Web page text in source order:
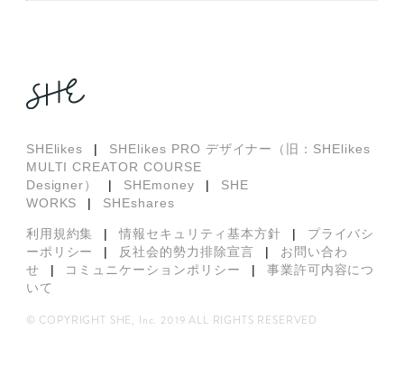
SHElikes |
SHElikes PRO デザイナー（旧：SHElikes
MULTI CREATOR COURSE
Designer）
| SHEmoney |
SHE
WORKS
| SHEshares
利用規約集 | 情報セキュリティ基本方針 |
プライバシ
ーポリシー
| 反社会的勢力排除宣言 |
お問い合わ
せ
| コミュニケーションポリシー |
事業許可内容につ
いて
© COPYRIGHT SHE, Inc. 2019 ALL RIGHTS RESERVED